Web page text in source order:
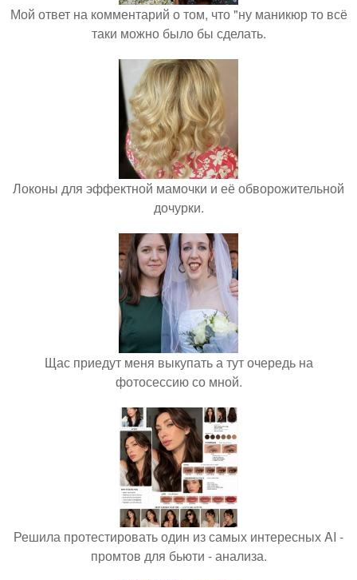
Мой ответ на комментарий о том, что "ну маникюр то всё
таки можно было бы сделать.
Локоны для эффектной мамочки и её обворожительной
дочурки.
Щас приедут меня выкупать а тут очередь на
фотосессию со мной.
Решила протестировать один из самых интересных AI -
промтов для бьюти - анализа.